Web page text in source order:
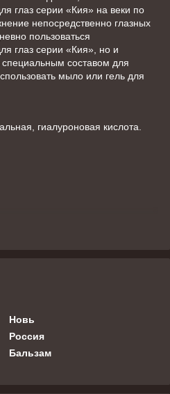
глаз серии «Кия» на веки по
непосредственно глазных
пользоваться
глаз серии «Кия», но и
специальным составом для
мыло или гель для
гиалуроновая кислота.
Новь
Россия
Бальзам